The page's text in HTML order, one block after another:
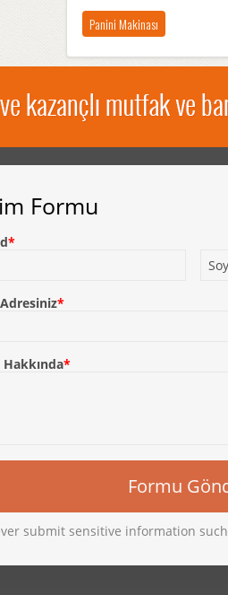
Panini Makinası